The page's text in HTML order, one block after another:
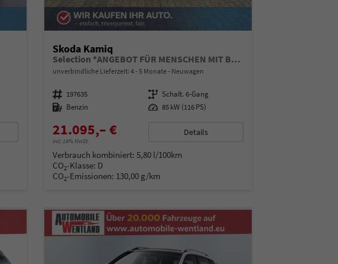
Skoda Kamiq
Selection *ANGEBOT FÜR MENSCHEN MIT BEHINDERUNG AB 50%! 1.0 TSI 115PS, Klimaanlage, Sitzheizung, Parksensoren hinten, LED-Scheinwerfer, Tempomat, Infotainment 8", Virtual Cockpit Nebelscheinwerfer, Dachreling
unverbindliche Lieferzeit: 4 - 5 Monate Neuwagen
Fahrzeugnummer 197635 Getriebe Schalt. 6-Gang
Kraftstoff Benzin Leistung 85 kW (116 PS)
21.095,– €
incl. 19% MwSt.
Details
Verbrauch kombiniert:5,80 l/100km
CO2-Klasse: D
CO2-Emissionen: 130,00 g/km